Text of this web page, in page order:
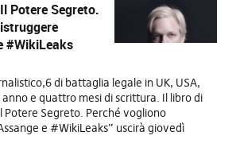
Potere Segreto.
#WikiLeaks
di battaglia legale in UK, USA,
e quattro mesi di scrittura. Il libro di
Segreto. Perché vogliono
e #WikiLeaks” uscirà giovedì